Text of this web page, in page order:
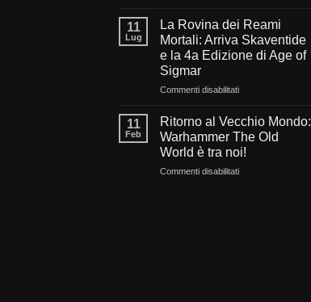
futuro
di
Warhammer
40.000?
Fede
Fuoco:
L’evoluzione
Warhammer
Kill
Team
11
Lug
La Rovina dei Reami
Mortali: Arriva Skaventide
e la 4a Edizione di Age of
Sigmar
Commenti disabilitatisu
Rovina
dei
Reami
Mortali:
Arriva
11
Feb
Ritorno al Vecchio Mondo:
Warhammer The Old
World è tra noi!
Commenti disabilitatisu